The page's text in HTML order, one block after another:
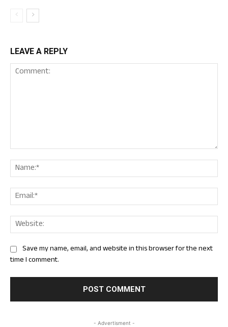
LEAVE A REPLY
Save my name, email, and website in this browser for the next
time I comment.
- Advertisment -